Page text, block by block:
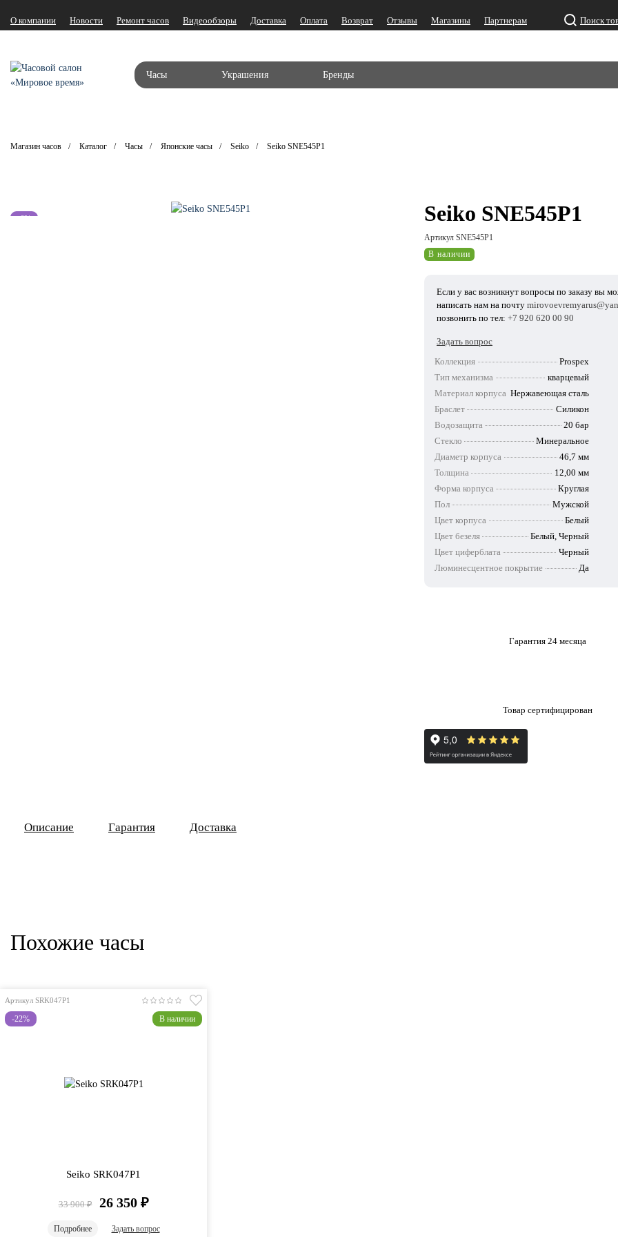
О компании Новости Ремонт часов Видеообзоры Доставка Оплата Возврат Отзывы Магазины Партнерам Поиск
Часы Украшения Бренды
Магазин часов Каталог Часы Японские часы Seiko Seiko SNE545P1
-6% Seiko SNE545P1
Артикул SNE545P1
В наличии
Если у вас возникнут вопросы по заказу вы
написать нам на почту
позвонить по тел: +7 920 620 00 90
Задать вопрос
Коллекция
Prospex
Тип механизма
кварцевый
Материал корпуса Нержавеющая сталь
Браслет
Силикон
Водозащита
20 бар
Стекло
Минеральное
Диаметр корпуса
46,7 мм
Толщина
12,00 мм
Форма корпуса
Круглая
Пол
Мужской
Цвет корпуса
Белый
Цвет безеля
Белый, Черный
Цвет циферблата
Черный
Люминесцентное покрытие
Да
Гарантия 24 месяца
Товар сертифицирован
Описание Гарантия Доставка
Похожие часы
Артикул SRK047P1
-22% В наличии
Seiko SRK047P1
33 900 ₽ 26 350 ₽
Подробнее Задать вопрос